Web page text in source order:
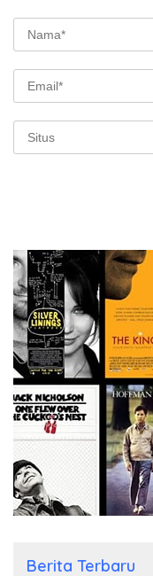
Berita Terbaru